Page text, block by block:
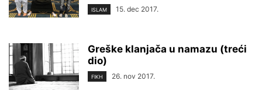
ISLAM 15. dec 2017.
Greške klanjača u namazu (treći
dio)
FIKH 26. nov 2017.